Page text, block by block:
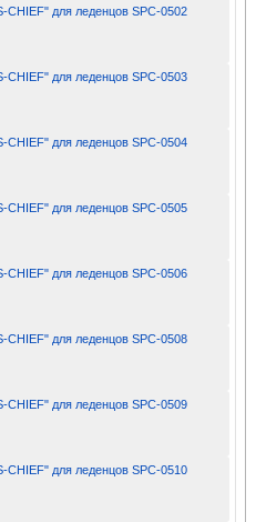
CHIEF" для леденцов SPC-0502
CHIEF" для леденцов SPC-0503
CHIEF" для леденцов SPC-0504
CHIEF" для леденцов SPC-0505
CHIEF" для леденцов SPC-0506
CHIEF" для леденцов SPC-0508
CHIEF" для леденцов SPC-0509
CHIEF" для леденцов SPC-0510